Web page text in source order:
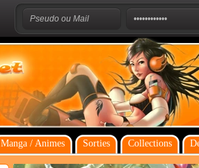
Manga / Animes Sorties Collections